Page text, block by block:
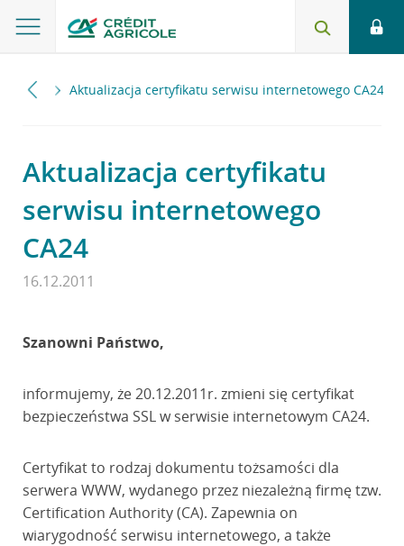
2011 Aktualizacja certyfikatu serwisu internetowego CA24
Aktualizacja certyfikatu
serwisu internetowego
CA24
16.12.2011
Szanowni Państwo,
informujemy, że 20.12.2011r. zmieni się certyfikat
bezpieczeństwa SSL w serwisie internetowym CA24.
Certyfikat to rodzaj dokumentu tożsamości dla
serwera WWW, wydanego przez niezależną firmę tzw.
Certification Authority (CA). Zapewnia on
wiarygodność serwisu internetowego, a także